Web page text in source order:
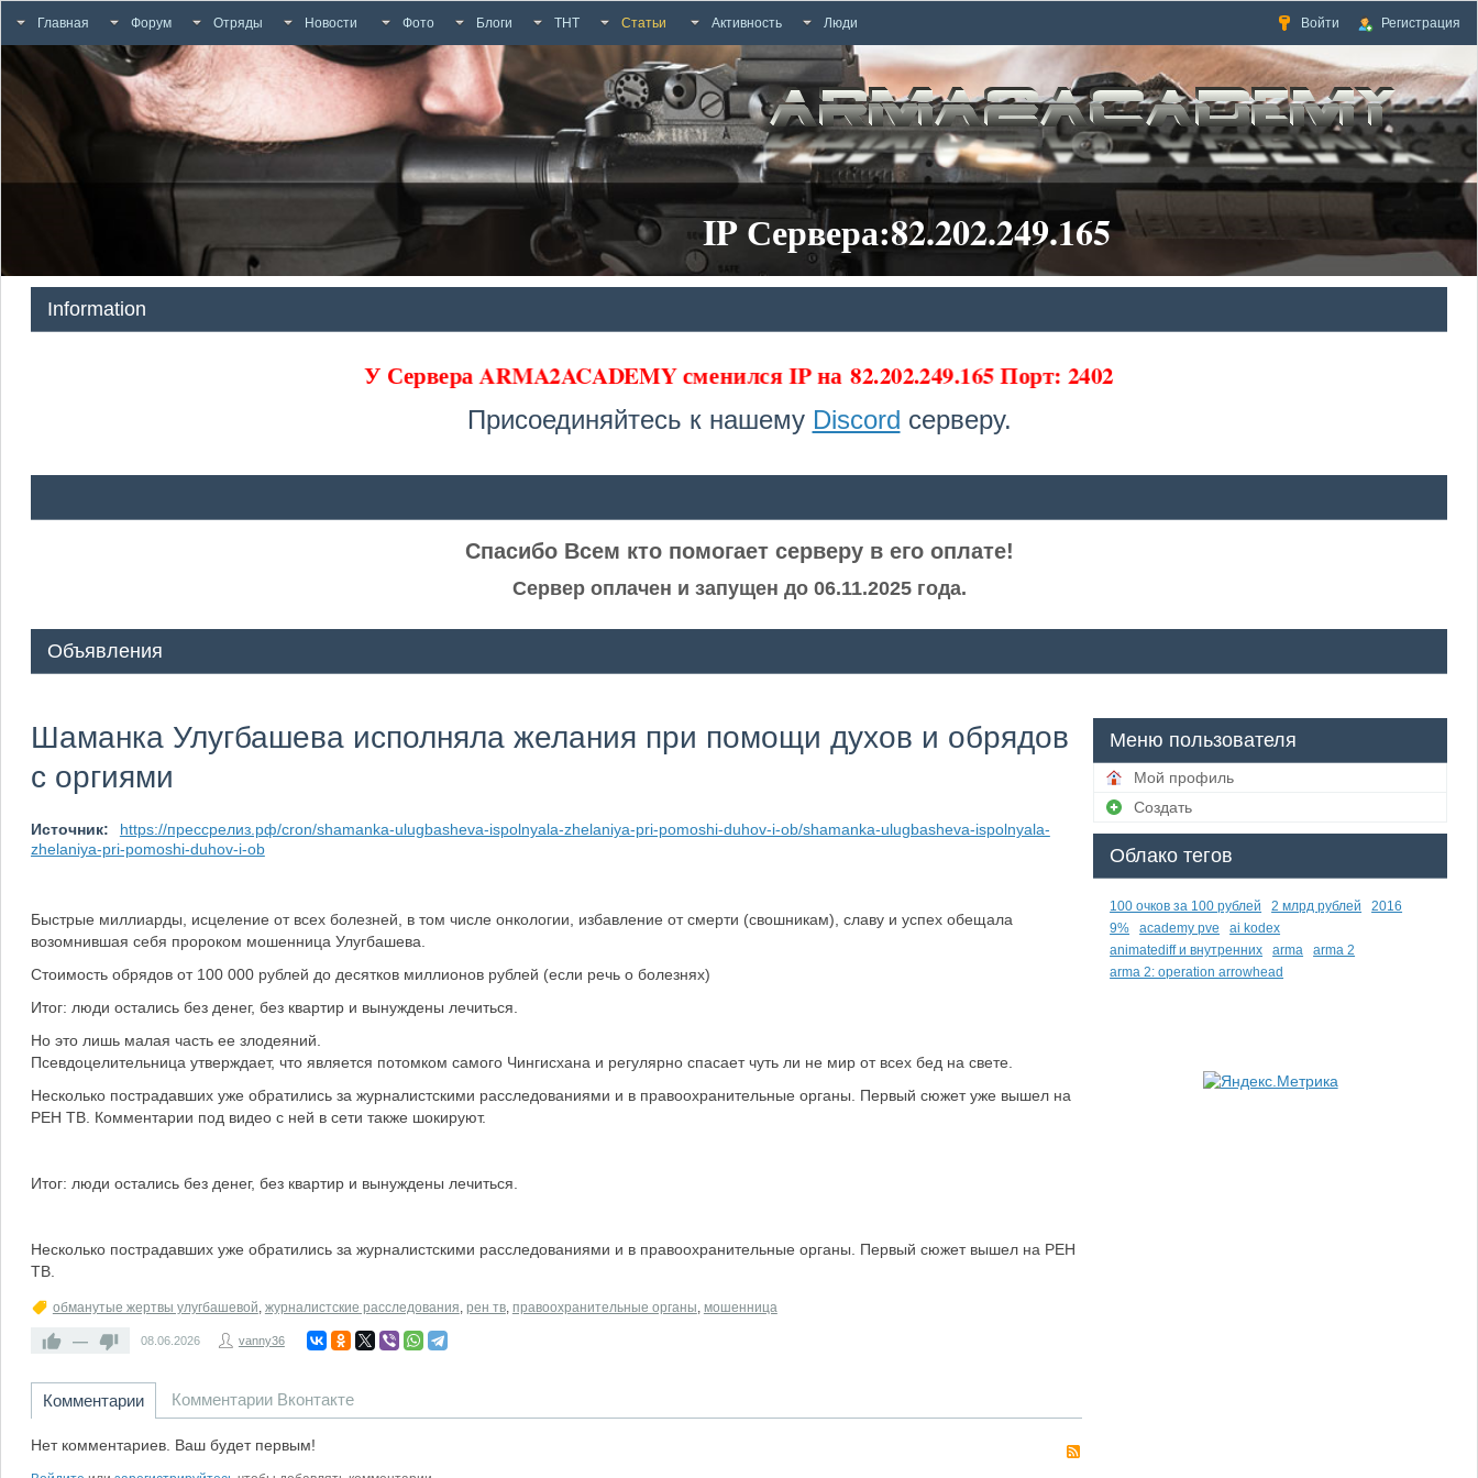
Главная Форум Отряды Новости Фото Блоги ТНТ Статьи Активность Люди Войти Регистрация
IP Сервера:82.202.249.165
Information
У Сервера ARMA2ACADEMY сменился IP на 82.202.249.165 Порт: 2402
Присоединяйтесь к нашему Discord серверу.
Спасибо Всем кто помогает серверу в его оплате!
Сервер оплачен и запущен до 06.11.2025 года.
Объявления
Шаманка Улугбашева исполняла желания при помощи духов и обрядов
с оргиями
Источник:
https://прессрелиз.рф/cron/shamanka-ulugbasheva-ispolnyala-zhelaniya-pri-pomoshi-duhov-i-ob/shamanka-ulugbasheva-ispolnyala-
zhelaniya-pri-pomoshi-duhov-i-ob
Быстрые миллиарды, исцеление от всех болезней, в том числе онкологии, избавление от смерти (свошникам), славу и успех обещала
возомнившая себя пророком мошенница Улугбашева.
Стоимость обрядов от 100 000 рублей до десятков миллионов рублей (если речь о болезнях)
Итог: люди остались без денег, без квартир и вынуждены лечиться.
Но это лишь малая часть ее злодеяний.
Псевдоцелительница утверждает, что является потомком самого Чингисхана и регулярно спасает чуть ли не мир от всех бед на свете.
Несколько пострадавших уже обратились за журналистскими расследованиями и в правоохранительные органы. Первый сюжет уже вышел на
РЕН ТВ. Комментарии под видео с ней в сети также шокируют.
Итог: люди остались без денег, без квартир и вынуждены лечиться.
Несколько пострадавших уже обратились за журналистскими расследованиями и в правоохранительные органы. Первый сюжет вышел на РЕН
ТВ.
обманутые жертвы улугбашевой, журналистские расследования, рен тв, правоохранительные органы, мошенница
— 08.06.2026 vanny36
Комментарии Комментарии Вконтакте
Нет комментариев. Ваш будет первым!
Меню пользователя
Мой профиль
Создать
Облако тегов
100 очков за 100 рублей 2 млрд рублей
2016
9%
academy pve
ai kodex
animatediff и внутренних
arma
arma 2
arma 2: operation arrowhead